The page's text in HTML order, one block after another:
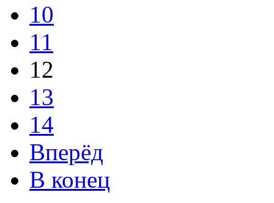
10
11
12
13
14
Вперёд
В конец